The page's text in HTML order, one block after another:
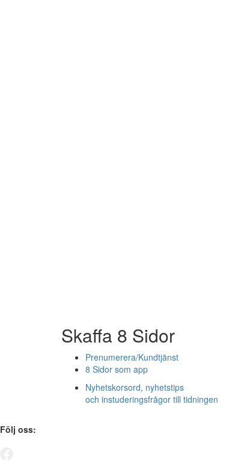
Skaffa 8 Sidor
Prenumerera/Kundtjänst
8 Sidor som app
Nyhetskorsord, nyhetstips
och instuderingsfrågor till tidningen
Följ oss: